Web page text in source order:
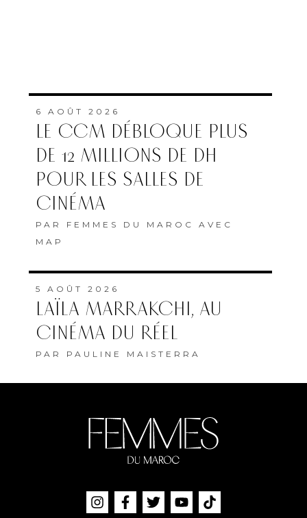
6 AOÛT 2026
LE CCM DÉBLOQUE PLUS
DE 12 MILLIONS DE DH
POUR LES SALLES DE
CINÉMA
PAR FEMMES DU MAROC AVEC
MAP
5 AOÛT 2026
LAÏLA MARRAKCHI, AU
CINÉMA DU RÉEL
PAR PAULINE MAISTERRA